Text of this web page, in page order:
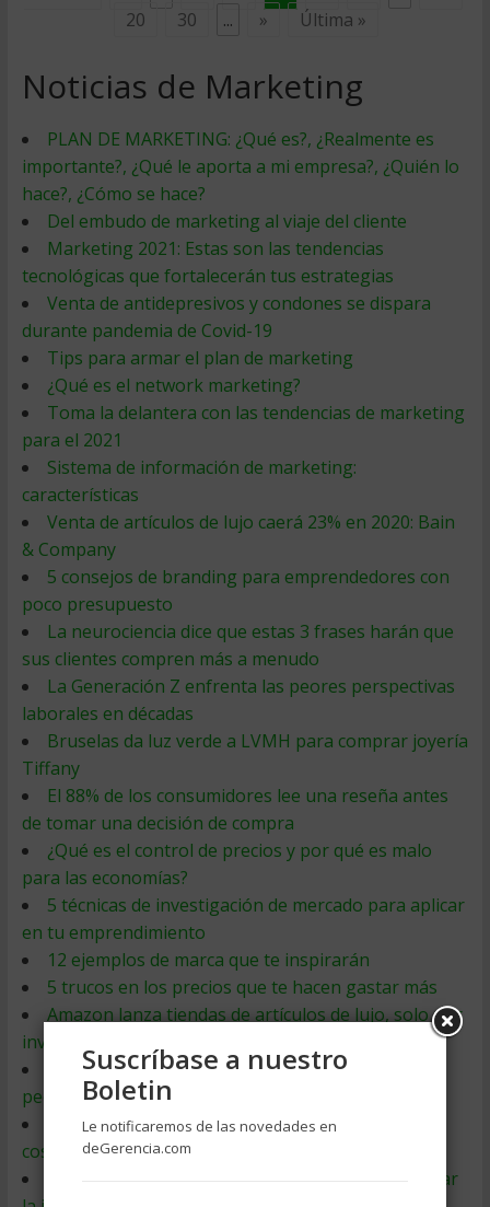
20
30 ... » Última »
Noticias de Marketing
PLAN DE MARKETING: ¿Qué es?, ¿Realmente es
importante?, ¿Qué le aporta a mi empresa?, ¿Quién lo
hace?, ¿Cómo se hace?
Del embudo de marketing al viaje del cliente
Marketing 2021: Estas son las tendencias
tecnológicas que fortalecerán tus estrategias
Venta de antidepresivos y condones se dispara
durante pandemia de Covid-19
Tips para armar el plan de marketing
¿Qué es el network marketing?
Toma la delantera con las tendencias de marketing
para el 2021
Sistema de información de marketing:
características
Venta de artículos de lujo caerá 23% en 2020: Bain
& Company
5 consejos de branding para emprendedores con
poco presupuesto
La neurociencia dice que estas 3 frases harán que
sus clientes compren más a menudo
La Generación Z enfrenta las peores perspectivas
laborales en décadas
Bruselas da luz verde a LVMH para comprar joyería
Tiffany
El 88% de los consumidores lee una reseña antes
de tomar una decisión de compra
¿Qué es el control de precios y por qué es malo
para las economías?
5 técnicas de investigación de mercado para aplicar
en tu emprendimiento
12 ejemplos de marca que te inspirarán
5 trucos en los precios que te hacen gastar más
Amazon lanza tiendas de artículos de lujo, solo por
invitación
Consumo en Argentina cayó 5,4%, agosto fue el
peor mes del año
Louis Vuitton creó una máscara protectora que
costará USD 961
Así son los incentivos que ya existen para retrasar
Suscríbase a nuestro
Boletin
Le notificaremos de las novedades en
deGerencia.com